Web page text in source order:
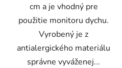
cm a je vhodný pre
použitie monitoru dychu.
Vyrobený je z
antialergického materiálu
správne vyváženej...